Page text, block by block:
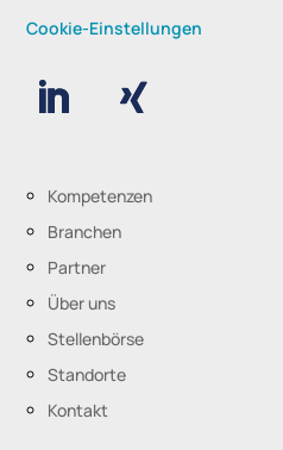
Cookie-Einstellungen
Kompetenzen
Branchen
Partner
Über uns
Stellenbörse
Standorte
Kontakt